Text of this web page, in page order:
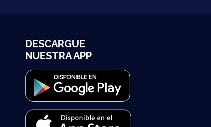
DESCARGUE
NUESTRA APP